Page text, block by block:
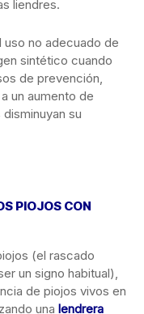
liendres.
uso no adecuado de
sintético cuando
de prevención,
un aumento de
su
PIOJOS CON
(el rascado
un signo habitual),
de piojos vivos en
una lendrera